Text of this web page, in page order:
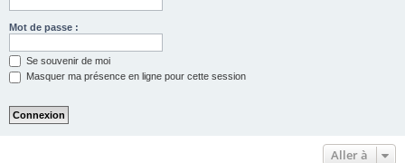
Mot de passe :
Se souvenir de moi
Masquer ma présence en ligne pour cette session
Aller à